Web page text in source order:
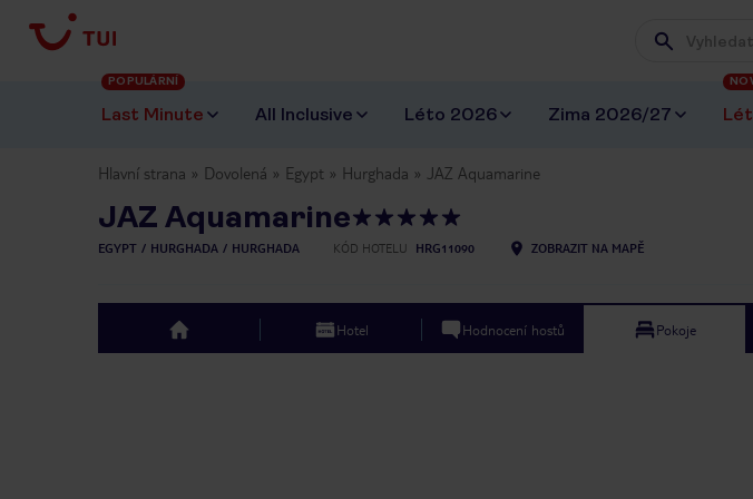
Wpisz
Last Minute
POPULÁRNÍ
All Inclusive Léto 2026 Zima 2026/27
Hlavní strana Dovolená Egypt Hurghada JAZ Aquamarine
JAZ Aquamarine
EGYPT HURGHADA HURGHADA KÓD HOTELU HRG11090 ZOBRAZIT NA MAPĚ
top Hotel Hodnocení hostů Pokoje